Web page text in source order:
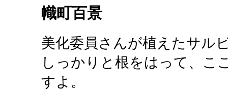
幟町百景
美化委員さんが植えたサル
しっかりと根をはって、こ
すよ。